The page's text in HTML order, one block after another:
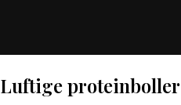
Luftige proteinboller